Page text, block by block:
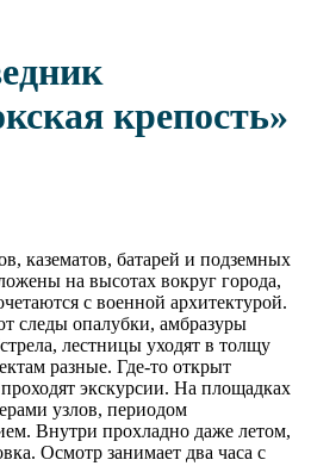
крепость»
казематов, батарей и подземных
на высотах вокруг города,
с военной архитектурой.
следы опалубки, амбразуры
лестницы уходят в толщу
разные. Где-то открыт
экскурсии. На площадках
узлов, периодом
Внутри прохладно даже летом,
Осмотр занимает два часа с